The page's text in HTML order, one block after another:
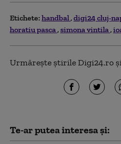
Etichete: handbal digi24 cluj-
horatiu pasca simona vintila
Urmărește știrile Digi24.ro
Te-ar putea interesa și: